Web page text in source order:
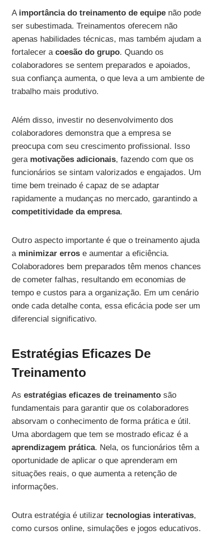
A importância do treinamento de equipe não pode
ser subestimada. Treinamentos oferecem não
apenas habilidades técnicas, mas também ajudam a
fortalecer a coesão do grupo. Quando os
colaboradores se sentem preparados e apoiados,
sua confiança aumenta, o que leva a um ambiente de
trabalho mais produtivo.
Além disso, investir no desenvolvimento dos
colaboradores demonstra que a empresa se
preocupa com seu crescimento profissional. Isso
gera motivações adicionais, fazendo com que os
funcionários se sintam valorizados e engajados. Um
time bem treinado é capaz de se adaptar
rapidamente a mudanças no mercado, garantindo a
competitividade da empresa.
Outro aspecto importante é que o treinamento ajuda
a minimizar erros e aumentar a eficiência.
Colaboradores bem preparados têm menos chances
de cometer falhas, resultando em economias de
tempo e custos para a organização. Em um cenário
onde cada detalhe conta, essa eficácia pode ser um
diferencial significativo.
Estratégias Eficazes De
Treinamento
As estratégias eficazes de treinamento são
fundamentais para garantir que os colaboradores
absorvam o conhecimento de forma prática e útil.
Uma abordagem que tem se mostrado eficaz é a
aprendizagem prática. Nela, os funcionários têm a
oportunidade de aplicar o que aprenderam em
situações reais, o que aumenta a retenção de
informações.
Outra estratégia é utilizar tecnologias interativas,
como cursos online, simulações e jogos educativos.